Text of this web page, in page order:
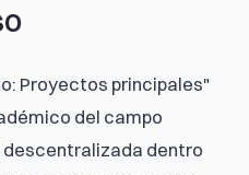
Proyectos principales"
del campo
dentro